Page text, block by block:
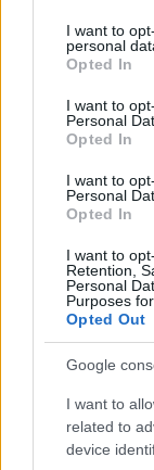
not limited to
grant or deny
use your data
consent section.
I want to
personal
Opted In
I want to
Personal
Opted In
I want to
Personal
Opted In
I want to
Retention,
Personal
Purposes
Opted Out
Google
I want to
related to
device
Crisi casa in
Piano Casa
Matteo Pellegrino ·
ABBIGLIAMENTO